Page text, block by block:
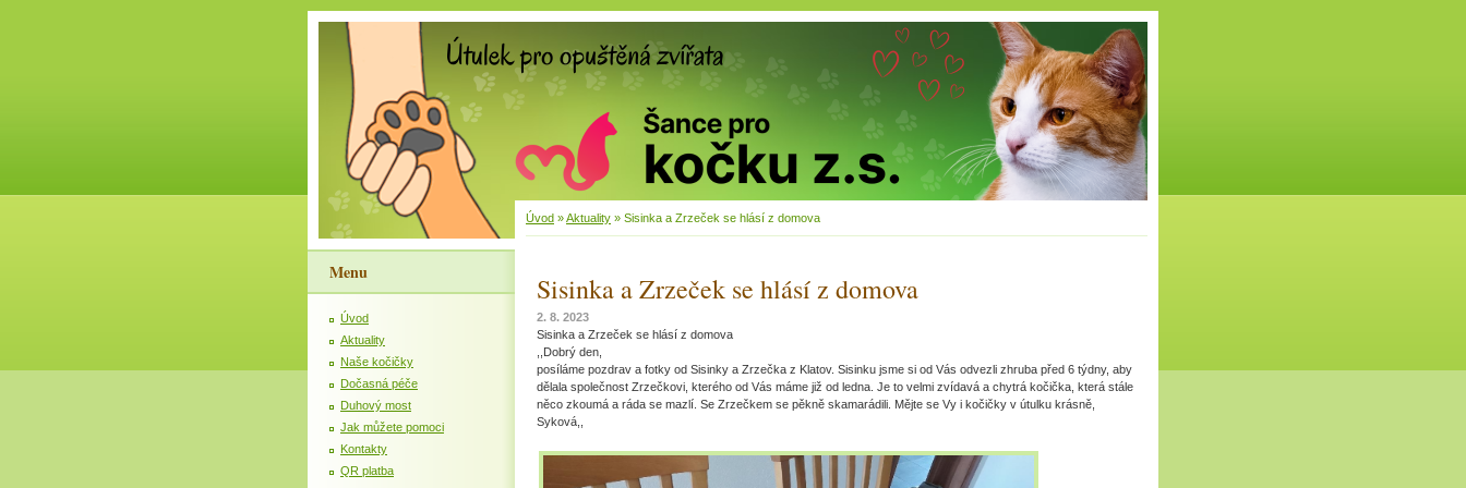
Úvod »Aktuality » Sisinka a Zrzeček se hlásí z domova
Sisinka a Zrzeček se hlásí z domova
2. 8. 2023
Sisinka a Zrzeček se hlásí z domova
,,Dobrý den,
posíláme pozdrav a fotky od Sisinky a Zrzečka z Klatov. Sisinku jsme si od Vás odvezli zhruba před 6 týdny, aby
dělala společnost Zrzečkovi, kterého od Vás máme již od ledna. Je to velmi zvídavá a chytrá kočička, která stále
něco zkoumá a ráda se mazlí. Se Zrzečkem se pěkně skamarádili. Mějte se Vy i kočičky v útulku krásně,
Syková,,
Menu
Úvod
Aktuality
Naše kočičky
Dočasná péče
Duhový most
Jak můžete pomoci
Kontakty
QR platba